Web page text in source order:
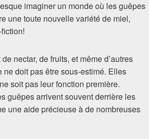
imaginer un monde où les guêpes
une toute nouvelle variété de miel,
nectar, de fruits, et même d’autres
ne doit pas être sous-estimé. Elles
soit pas leur fonction première.
guêpes arrivent souvent derrière les
une aide précieuse à de nombreuses